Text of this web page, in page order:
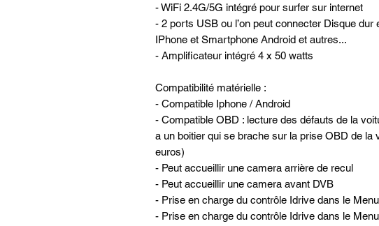
- WiFi 2.4G/5G intégré pour surfer sur internet
- 2 ports USB ou l’on peut connecter Disque
IPhone et Smartphone Android et autres...
- Amplificateur intégré 4 x 50 watts
Compatibilité matérielle :
- Compatible Iphone / Android
- Compatible OBD : lecture des défauts de la
a un boitier qui se brache sur la prise OBD de la
euros)
- Peut accueillir une camera arrière de recul
- Peut accueillir une camera avant DVB
- Prise en charge du contrôle Idrive dans le
- Prise en charge du contrôle Idrive dans le